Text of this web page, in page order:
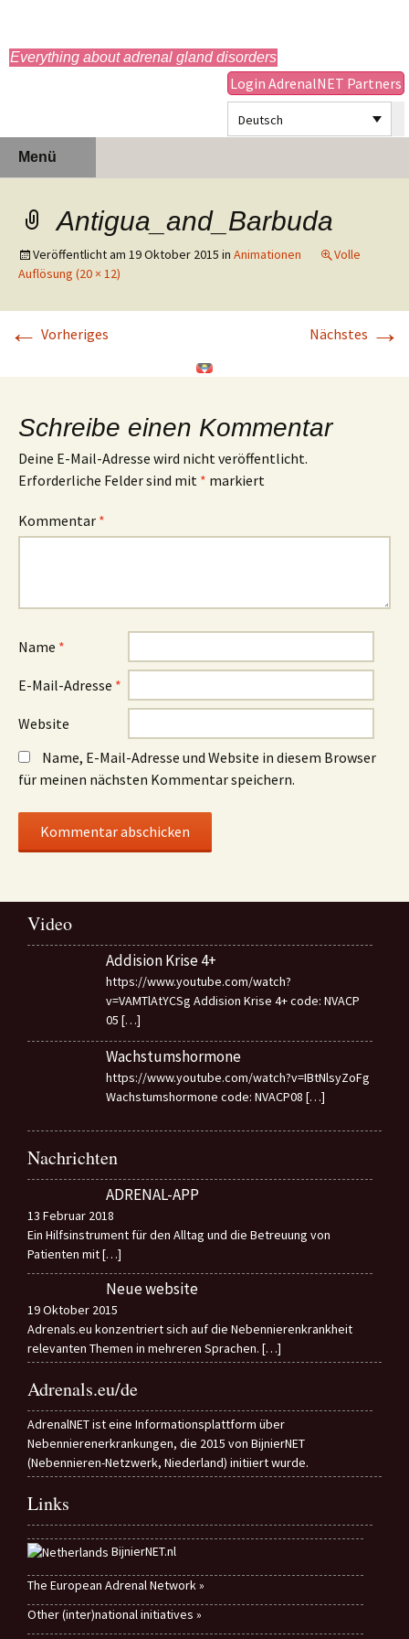
Everything about adrenal gland disorders
Login AdrenalNET Partners
Deutsch
Menü
Antigua_and_Barbuda
Veröffentlicht am 19 Oktober 2015 in Animationen
Volle
Auflösung (20 × 12)
← Vorheriges Nächstes →
Schreibe einen Kommentar
Deine E-Mail-Adresse wird nicht veröffentlicht.
Erforderliche Felder sind mit * markiert
Kommentar *
Name *
E-Mail-Adresse *
Website
Name, E-Mail-Adresse und Website in diesem Browser
für meinen nächsten Kommentar speichern.
Video
Addision Krise 4+
https://www.youtube.com/watch?
v=VAMTlAtYCSg Addision Krise 4+ code: NVACP
05 […]
Wachstumshormone
https://www.youtube.com/watch?v=IBtNlsyZoFg
Wachstumshormone code: NVACP08 […]
Nachrichten
ADRENAL-APP
13 Februar 2018
Ein Hilfsinstrument für den Alltag und die Betreuung von
Patienten mit[…]
Neue website
19 Oktober 2015
Adrenals.eu konzentriert sich auf die Nebennierenkrankheit
relevanten Themen in mehreren Sprachen. […]
Adrenals.eu/de
AdrenalNET ist eine Informationsplattform über
Nebennierenerkrankungen, die 2015 von BijnierNET
(Nebennieren-Netzwerk, Niederland) initiiert wurde.
Links
BijnierNET.nl
The European Adrenal Network »
Other (inter)national initiatives »